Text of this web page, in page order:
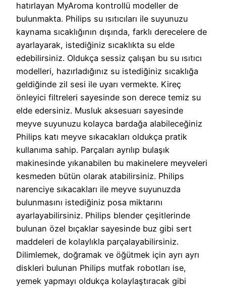
hatırlayan MyAroma kontrollü modeller de
bulunmakta. Philips su ısıtıcıları ile suyunuzu
kaynama sıcaklığının dışında, farklı derecelere de
ayarlayarak, istediğiniz sıcaklıkta su elde
edebilirsiniz. Oldukça sessiz çalışan bu su ısıtıcı
modelleri, hazırladığınız su istediğiniz sıcaklığa
geldiğinde zil sesi ile uyarı vermekte. Kireç
önleyici filtreleri sayesinde son derece temiz su
elde edersiniz. Musluk aksesuarı sayesinde
meyve suyunuzu kolayca bardağa alabileceğiniz
Philips katı meyve sıkacakları oldukça pratik
kullanıma sahip. Parçaları ayrılıp bulaşık
makinesinde yıkanabilen bu makinelere meyveleri
kesmeden bütün olarak atabilirsiniz. Philips
narenciye sıkacakları ile meyve suyunuzda
bulunmasını istediğiniz posa miktarını
ayarlayabilirsiniz. Philips blender çeşitlerinde
bulunan özel bıçaklar sayesinde buz gibi sert
maddeleri de kolaylıkla parçalayabilirsiniz.
Dilimlemek, doğramak ve öğütmek için ayrı ayrı
diskleri bulunan Philips mutfak robotları ise,
yemek yapmayı oldukça kolaylaştıracak gibi